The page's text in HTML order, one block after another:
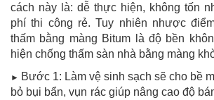
cách này là: dễ thực hiện, không tốn
phí thi công rẻ. Tuy nhiên nhược
thấm bằng màng Bitum là độ bền
hiện chống thấm sàn nhà bằng màng
► Bước 1: Làm vệ sinh sạch sẽ cho bề
bỏ bụi bẩn, vụn rác giúp nâng cao độ